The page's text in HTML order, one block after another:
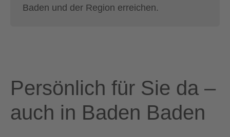
Baden und der Region erreichen.
Persönlich für Sie da –
auch in Baden Baden